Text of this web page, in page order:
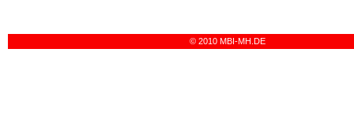
© 2010 MBI-MH.DE